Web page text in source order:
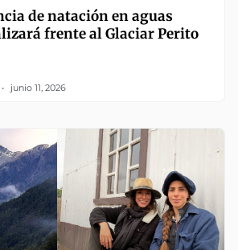
de natación en aguas
frente al Glaciar Perito
junio 11, 2026